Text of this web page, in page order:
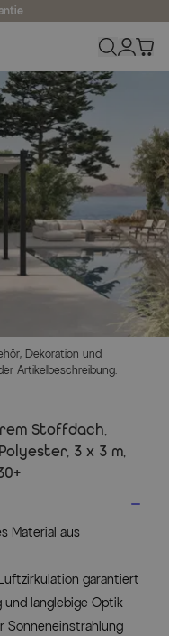
Dekoration und
Artikelbeschreibung.
Stoffdach,
3 x 3 m,
Material aus
garantiert
und langlebige Optik
Sonneneinstrahlung